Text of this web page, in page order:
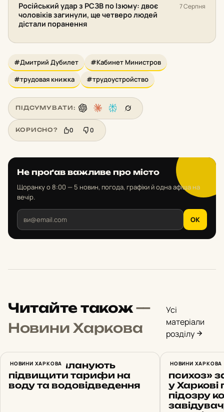
Російський удар з РСЗВ по Ізюму: двоє
чоловіків загинули, ще четверо людей
дістали поранення
7 Серпня
#Дмитрий Дубилет
#Кабинет Министров
#трудовая книжка
#трудоустройство
ПІДСУМУВАТИ:
КОРИСНО? 0 0
Не проґав важливе про місто
Щоранку о 8:00 — 5 новин, погода, графіки й одна афіша на
вечір.
OK
Читайте також—
Новини Харкова
Усі
матеріали
розділу
НОВИНИ ХАРКОВА
У Харкові планують
підвищити тарифи на
воду та водовідведення
НОВИНИ ХАРКОВА
Вигадав
психоз»
у
підозру